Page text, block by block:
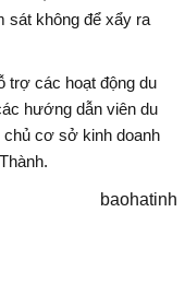
sát không để xẩy ra
trợ các hoạt động du
hướng dẫn viên du
chủ cơ sở kinh doanh
baohatinh